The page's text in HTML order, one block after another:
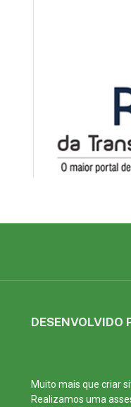
DESENVOLVIDO
Muito mais que criar
Realizamos uma